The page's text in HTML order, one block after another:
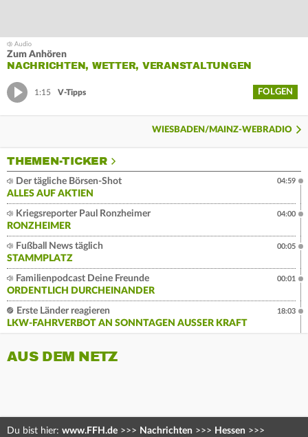
Zum Anhören
NACHRICHTEN, WETTER, VERANSTALTUNGEN
1:15 V-Tipps FOLGEN
WIESBADEN/MAINZ-WEBRADIO
THEMEN-TICKER
Der tägliche Börsen-Shot
ALLES AUF AKTIEN
04:59
Kriegsreporter Paul Ronzheimer
RONZHEIMER
04:00
Fußball News täglich
STAMMPLATZ
00:05
Familienpodcast Deine Freunde
ORDENTLICH DURCHEINANDER
00:01
Erste Länder reagieren
LKW-FAHRVERBOT AN SONNTAGEN AUSSER KRAFT
18:03
AUS DEM NETZ
Du bist hier: www.FFH.de >>> Nachrichten >>> Hessen >>>